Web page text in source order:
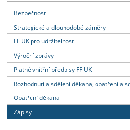
Bezpečnost
Strategické a dlouhodobé záměry
FF UK pro udržitelnost
Výroční zprávy
Platné vnitřní předpisy FF UK
Rozhodnutí a sdělení děkana, opatření a
Opatření děkana
Zápisy